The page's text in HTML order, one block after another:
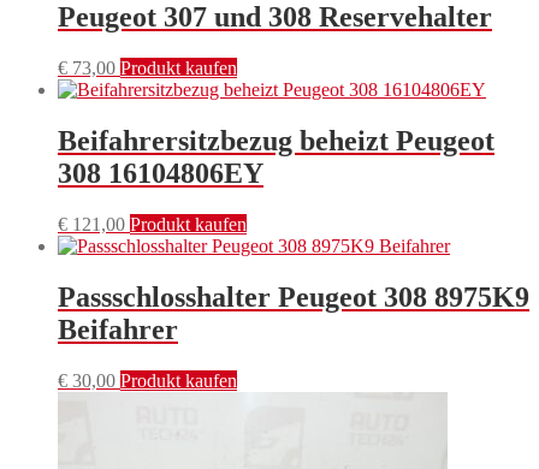
Peugeot 307 und 308 Reservehalter
€ 73,00 Produkt kaufen
Beifahrersitzbezug beheizt Peugeot
308 16104806EY
€ 121,00 Produkt kaufen
Passschlosshalter Peugeot 308 8975K9
Beifahrer
€ 30,00 Produkt kaufen